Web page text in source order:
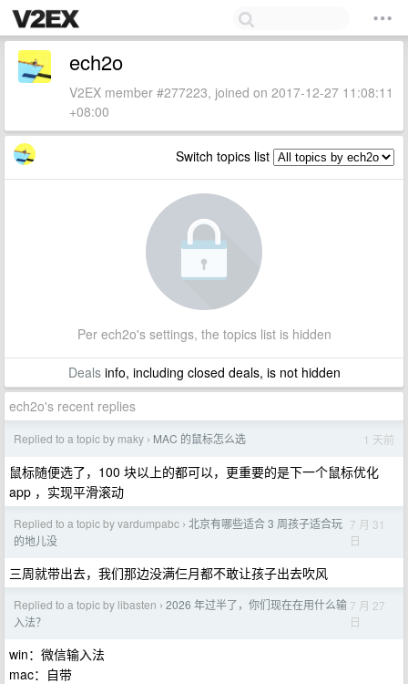
ech2o
V2EX member #277223, joined on 2017-12-27 11:08:11
+08:00
Switch topics list
Per ech2o's settings, the topics list is hidden
Dealsinfo, including closed deals, is not hidden
ech2o's recent replies
Replied to a topic by maky › MAC 的鼠标怎么选 1 天前
鼠标随便选了，100 块以上的都可以，更重要的是下一个鼠标优化
app ，实现平滑滚动
Replied to a topic by vardumpabc › 北京有哪些适合 3 周孩子适合玩
的地儿没
7 月 31
日
三周就带出去，我们那边没满仨月都不敢让孩子出去吹风
Replied to a topic by libasten › 2026 年过半了，你们现在在用什么输
入法？
7 月 27
日
win：微信输入法
mac：自带